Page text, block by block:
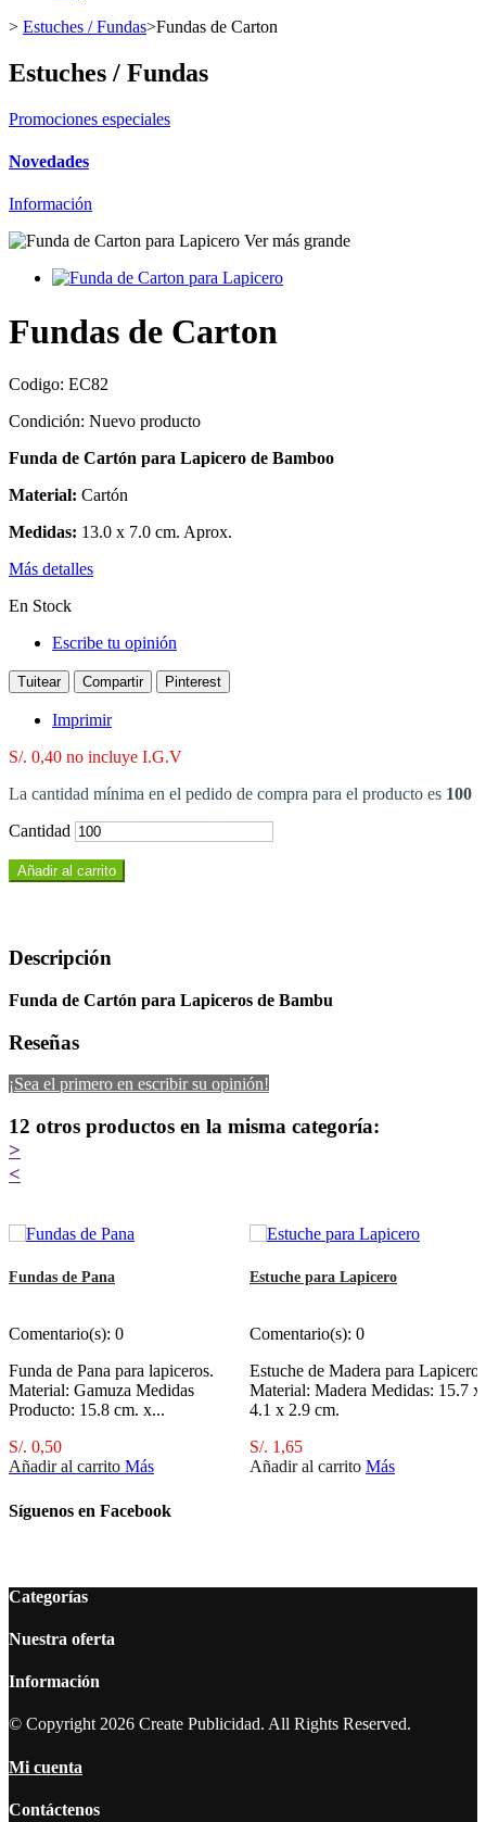
> Estuches / Fundas>Fundas de Carton
Estuches / Fundas
Promociones especiales
Novedades
Información
Ver más grande
Fundas de Carton
Codigo: EC82
Condición: Nuevo producto
Funda de Cartón para Lapicero de Bamboo
Material: Cartón
Medidas: 13.0 x 7.0 cm. Aprox.
Más detalles
En Stock
Escribe tu opinión
Tuitear Compartir Pinterest
Imprimir
S/. 0,40 no incluye I.G.V
La cantidad mínima en el pedido de compra para el producto es 100
Cantidad
Añadir al carrito
Descripción
Funda de Cartón para Lapiceros de Bambu
Reseñas
¡Sea el primero en escribir su opinión!
12 otros productos en la misma categoría:
>
<
Fundas de Pana
Comentario(s): 0
Funda de Pana para lapiceros.
Material: Gamuza Medidas
Producto: 15.8 cm. x...
S/. 0,50
Añadir al carrito Más
Estuche para Lapicero
Comentario(s): 0
Estuche de Madera para Lapicero
Material: Madera Medidas: 15.7 x
4.1 x 2.9 cm.
S/. 1,65
Añadir al carrito Más
Síguenos en Facebook
Categorías
Nuestra oferta
Información
© Copyright 2026 Create Publicidad. All Rights Reserved.
Mi cuenta
Contáctenos